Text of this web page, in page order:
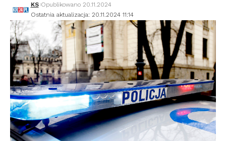
Ostatnia aktualizacja: 20.11.2024 11:14
KS Opublikowano 20.11.2024